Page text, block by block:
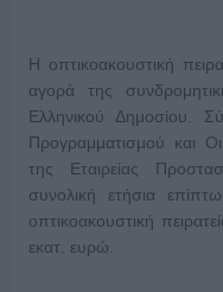
Η οπτικοακουστική
αγορά της
Ελληνικού Δημοσίου.
Προγραμματισμού και
της Εταιρείας
συνολική ετήσια
οπτικοακουστική
εκατ. ευρώ.